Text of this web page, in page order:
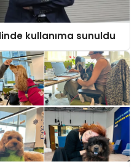
kullanıma sunuldu